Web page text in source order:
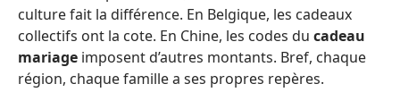
culture fait la différence. En Belgique, les cadeaux
collectifs ont la cote. En Chine, les codes du cadeau
mariage imposent d’autres montants. Bref, chaque
région, chaque famille a ses propres repères.